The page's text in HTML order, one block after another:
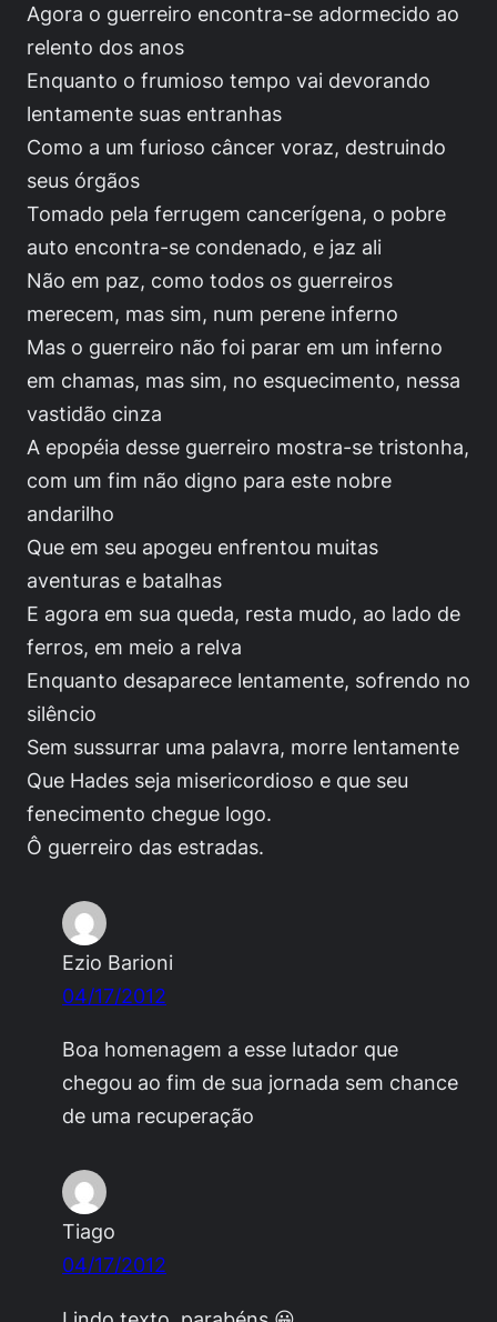
Agora o guerreiro encontra-se adormecido ao
relento dos anos
Enquanto o frumioso tempo vai devorando
lentamente suas entranhas
Como a um furioso câncer voraz, destruindo
seus órgãos
Tomado pela ferrugem cancerígena, o pobre
auto encontra-se condenado, e jaz ali
Não em paz, como todos os guerreiros
merecem, mas sim, num perene inferno
Mas o guerreiro não foi parar em um inferno
em chamas, mas sim, no esquecimento, nessa
vastidão cinza
A epopéia desse guerreiro mostra-se tristonha,
com um fim não digno para este nobre
andarilho
Que em seu apogeu enfrentou muitas
aventuras e batalhas
E agora em sua queda, resta mudo, ao lado de
ferros, em meio a relva
Enquanto desaparece lentamente, sofrendo no
silêncio
Sem sussurrar uma palavra, morre lentamente
Que Hades seja misericordioso e que seu
fenecimento chegue logo.
Ô guerreiro das estradas.
Ezio Barioni
04/17/2012
Boa homenagem a esse lutador que
chegou ao fim de sua jornada sem chance
de uma recuperação
Tiago
04/17/2012